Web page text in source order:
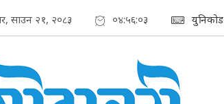
साउन २१, २०८३ ०४:५६:०४ युनिकोड